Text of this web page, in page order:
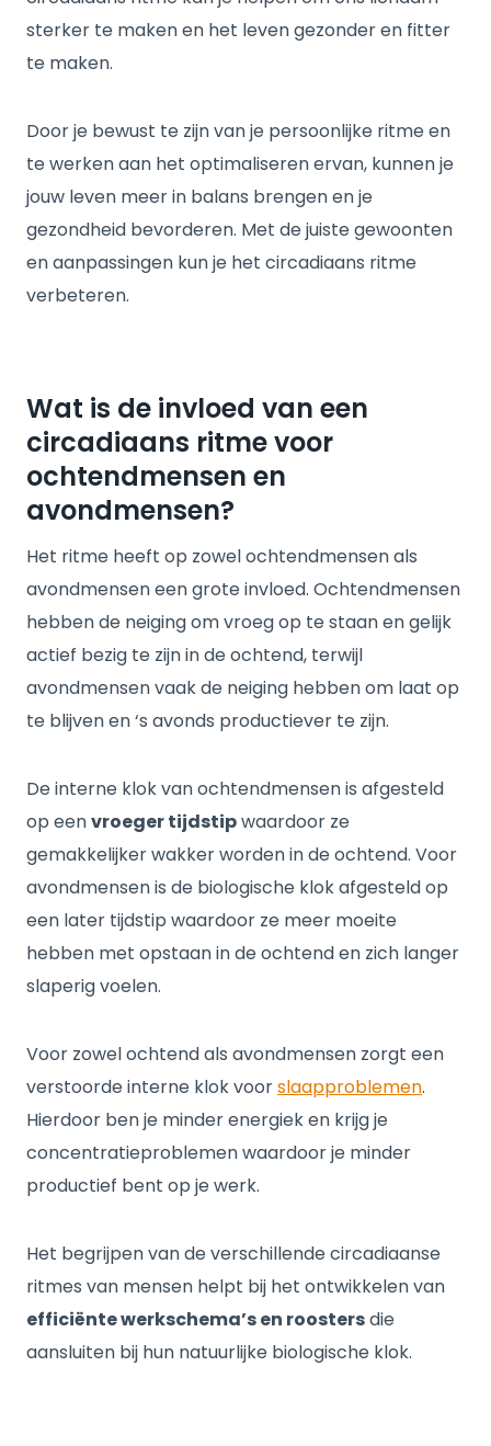
sterker te maken en het leven gezonder en fitter
te maken.
Door je bewust te zijn van je persoonlijke ritme en
te werken aan het optimaliseren ervan, kunnen je
jouw leven meer in balans brengen en je
gezondheid bevorderen. Met de juiste gewoonten
en aanpassingen kun je het circadiaans ritme
verbeteren.
Wat is de invloed van een
circadiaans ritme voor
ochtendmensen en
avondmensen?
Het ritme heeft op zowel ochtendmensen als
avondmensen een grote invloed. Ochtendmensen
hebben de neiging om vroeg op te staan en gelijk
actief bezig te zijn in de ochtend, terwijl
avondmensen vaak de neiging hebben om laat op
te blijven en ‘s avonds productiever te zijn.
De interne klok van ochtendmensen is afgesteld
op eenvroeger tijdstipwaardoor ze
gemakkelijker wakker worden in de ochtend. Voor
avondmensen is de biologische klok afgesteld op
een later tijdstip waardoor ze meer moeite
hebben met opstaan in de ochtend en zich langer
slaperig voelen.
Voor zowel ochtend als avondmensen zorgt een
verstoorde interne klok voorslaapproblemen.
Hierdoor ben je minder energiek en krijg je
concentratieproblemen waardoor je minder
productief bent op je werk.
Het begrijpen van de verschillende circadiaanse
ritmes van mensen helpt bij het ontwikkelen van
efficiënte werkschema’s en roostersdie
aansluiten bij hun natuurlijke biologische klok.